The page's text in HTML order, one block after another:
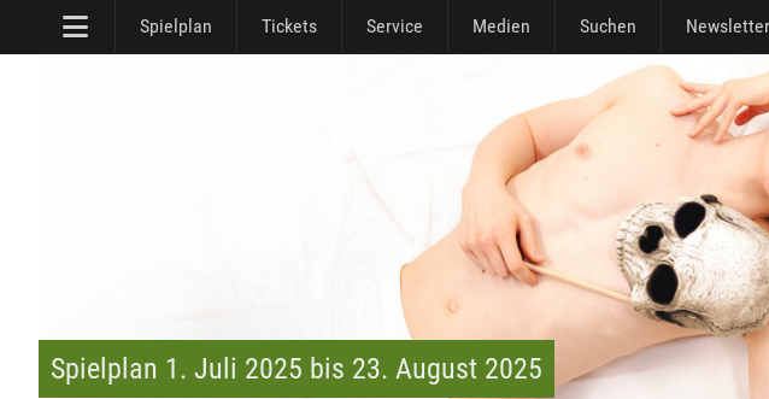
Spielplan Tickets Service Medien Suchen Newsletter
Spielplan 1. Juli 2025 bis 23. August 2025